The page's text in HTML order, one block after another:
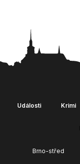
Události Krimi
Brno-střed